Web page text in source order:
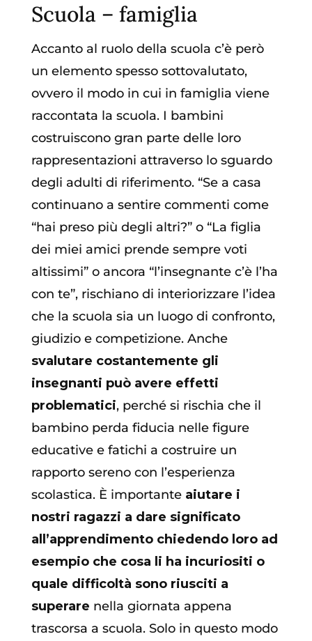
Scuola – famiglia
Accanto al ruolo della scuola c’è però
un elemento spesso sottovalutato,
ovvero il modo in cui in famiglia viene
raccontata la scuola. I bambini
costruiscono gran parte delle loro
rappresentazioni attraverso lo sguardo
degli adulti di riferimento. “Se a casa
continuano a sentire commenti come
“hai preso più degli altri?” o “La figlia
dei miei amici prende sempre voti
altissimi” o ancora “l’insegnante c’è l’ha
con te”, rischiano di interiorizzare l’idea
che la scuola sia un luogo di confronto,
giudizio e competizione. Anche
svalutare costantemente gli
insegnanti può avere effetti
problematici, perché si rischia che il
bambino perda fiducia nelle figure
educative e fatichi a costruire un
rapporto sereno con l’esperienza
scolastica. È importante aiutare i
nostri ragazzi a dare significato
all’apprendimento chiedendo loro ad
esempio che cosa li ha incuriositi o
quale difficoltà sono riusciti a
superare nella giornata appena
trascorsa a scuola. Solo in questo modo